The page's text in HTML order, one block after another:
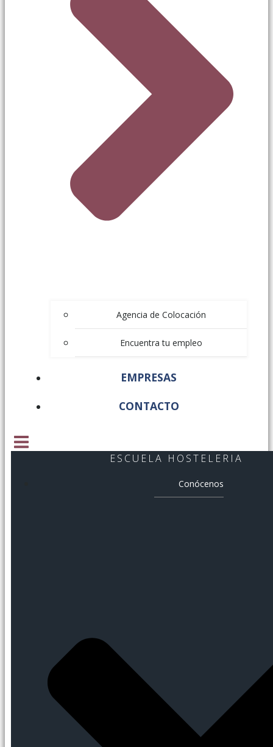
Agencia de Colocación
Encuentra tu empleo
EMPRESAS
CONTACTO
ESCUELA HOSTELERIA
Conócenos